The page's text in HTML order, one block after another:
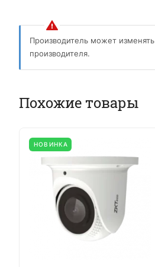
Производитель может
производителя.
Похожие товары
НОВИНКА